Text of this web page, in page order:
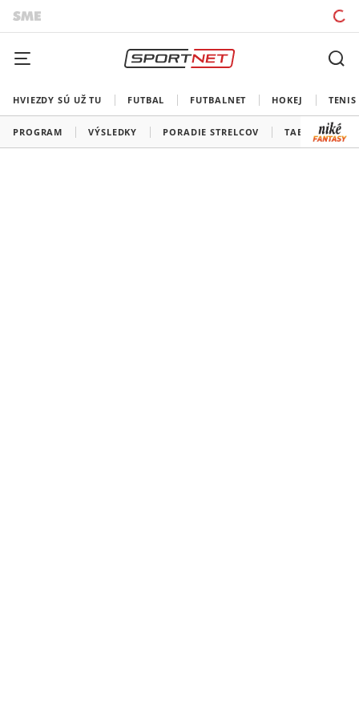
HVIEZDY SÚ UŽ TU FUTBAL FUTBALNET HOKEJ TENIS
PROGRAM VÝSLEDKY PORADIE STRELCOV TABUĽKY A